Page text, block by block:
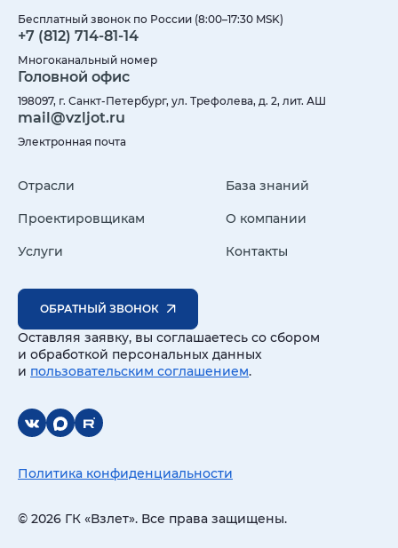
Бесплатный звонок по России (8:00–17:30 MSK)
+7 (812) 714-81-14
Многоканальный номер
Головной офис
198097, г. Санкт-Петербург, ул. Трефолева, д. 2, лит. АШ
mail@vzljot.ru
Электронная почта
Отрасли
Проектировщикам
Услуги
База знаний
О компании
Контакты
ОБРАТНЫЙ ЗВОНОК
Оставляя заявку, вы соглашаетесь со сбором
и обработкой персональных данных
и пользовательским соглашением.
© 2026 ГК «Взлет». Все права защищены.
Политика конфиденциальности